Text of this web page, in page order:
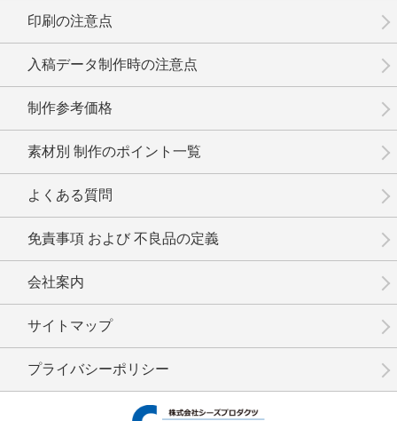
印刷の注意点
入稿データ制作時の注意点
制作参考価格
素材別 制作のポイント一覧
よくある質問
免責事項 および 不良品の定義
会社案内
サイトマップ
プライバシーポリシー